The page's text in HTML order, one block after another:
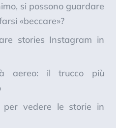
si possono guardare
«beccare»?
stories Instagram in
aereo: il trucco più
vedere le storie in